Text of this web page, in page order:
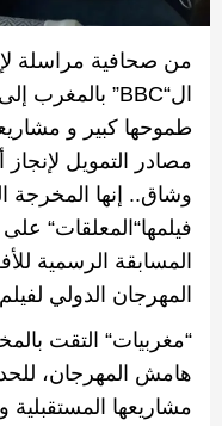
من صحافية مراسلة
ال“BBC” بالمغرب
طموحها كبير و
مصادر التمويل
وشاق.. إنها
فيلمها“المعلقات“ على
المسابقة الرسمية
المهرجان الدولي
“مغربيات“ التقت
هامش المهرجان،
مشاريعها المستقبلية